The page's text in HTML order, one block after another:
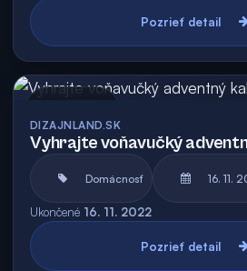
Pozrieť detail
DIZAJNLAND.SK
Vyhrajte voňavučký
Domácnosť 16. 11.
Ukončené 16. 11. 2022
Pozrieť detail